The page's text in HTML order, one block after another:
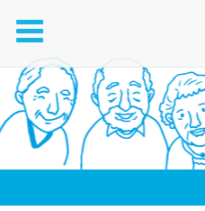
Toggle
navigation